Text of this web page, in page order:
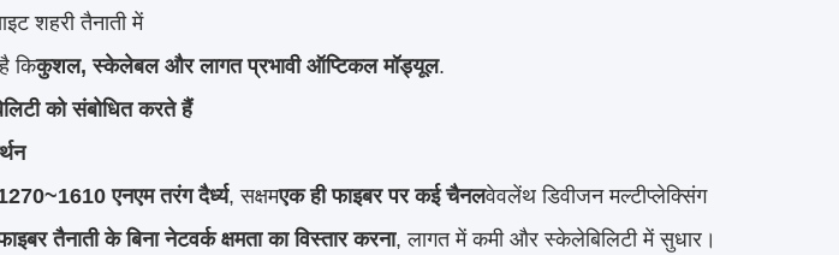
शहरी तैनाती में
किकुशल, स्केलेबल और लागत प्रभावी ऑप्टिकल मॉड्यूल.
को संबोधित करते हैं
एनएम तरंग दैर्ध्य, सक्षमएक ही फाइबर पर कई चैनलवेवलेंथ डिवीजन मल्टीप्लेक्सिंग
तैनाती के बिना नेटवर्क क्षमता का विस्तार करना, लागत में कमी और स्केलेबिलिटी में सुधार।